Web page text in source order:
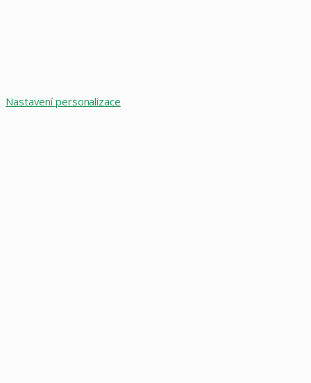
Nastavení personalizace